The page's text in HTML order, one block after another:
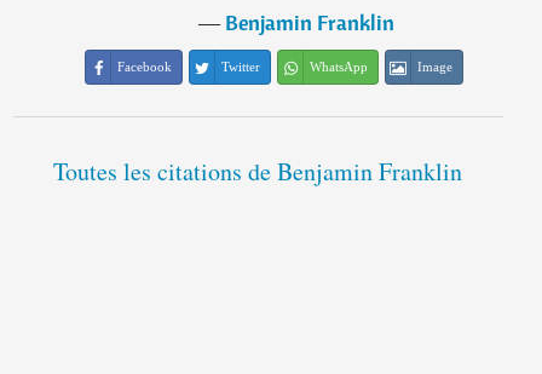
―Benjamin Franklin
Facebook Twitter WhatsApp Image
Toutes les citations de Benjamin Franklin